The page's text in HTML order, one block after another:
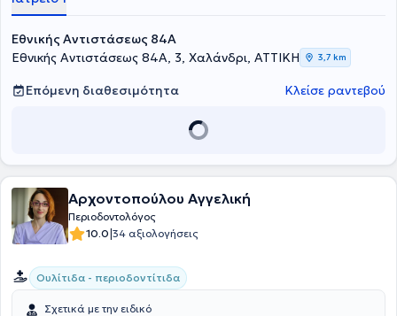
Εθνικής Αντιστάσεως 84Α
Εθνικής Αντιστάσεως 84Α, 3, Χαλάνδρι, ΑΤΤΙΚΗ
3,7 km
Επόμενη διαθεσιμότητα Κλείσε ραντεβού
Αρχοντοπούλου Αγγελική
Περιοδοντολόγος
10.0|34 αξιολογήσεις
Ουλίτιδα - περιοδοντίτιδα
Σχετικά με την ειδικό